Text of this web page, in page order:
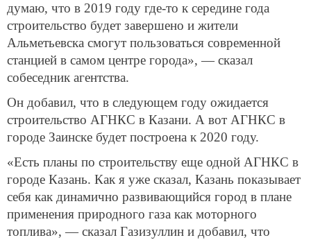
думаю, что в 2019 году где-то к середине года
строительство будет завершено и жители
Альметьевска смогут пользоваться современной
станцией в самом центре города», — сказал
собеседник агентства.
Он добавил, что в следующем году ожидается
строительство АГНКС в Казани. А вот АГНКС в
городе Заинске будет построена к 2020 году.
«Есть планы по строительству еще одной АГНКС в
городе Казань. Как я уже сказал, Казань показывает
себя как динамично развивающийся город в плане
применения природного газа как моторного
топлива», — сказал Газизуллин и добавил, что